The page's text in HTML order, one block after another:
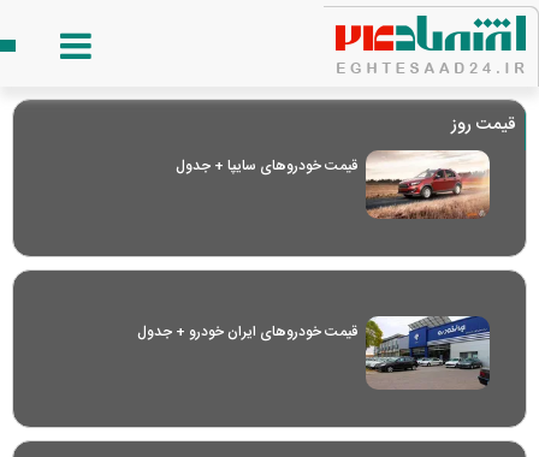
قیمت روز
قیمت خودرو‌های سایپا + جدول
قیمت خودرو‌های ایران خودرو + جدول